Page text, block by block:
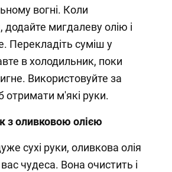
вогні. Коли
додайте мигдалеву олію і
Перекладіть суміш у
в холодильник, поки
Використовуйте за
отримати м'які руки.
з оливковою олією
сухі руки, оливкова олія
чудеса. Вона очистить і